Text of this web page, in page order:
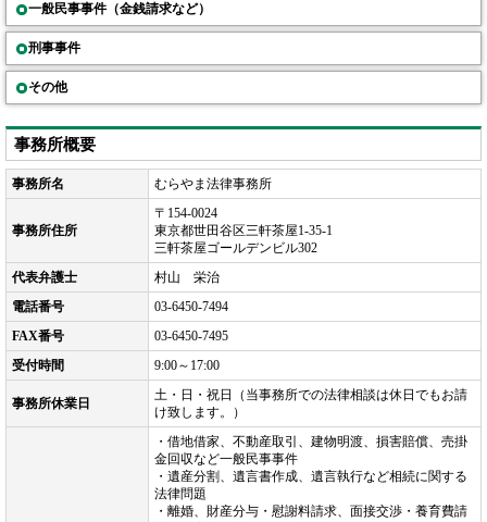
一般民事事件（金銭請求など）
刑事事件
その他
事務所概要
事務所名 むらやま法律事務所
事務所住所
〒154-0024
東京都世田谷区三軒茶屋1-35-1
三軒茶屋ゴールデンビル302
代表弁護士
村山 栄治
電話番号
03-6450-7494
FAX番号
03-6450-7495
受付時間
9:00～17:00
事務所休業日
土・日・祝日（当事務所での法律相談は休日でもお請
け致します。）
・借地借家、不動産取引、建物明渡、損害賠償、売掛
金回収など一般民事事件
・遺産分割、遺言書作成、遺言執行など相続に関する
法律問題
・離婚、財産分与・慰謝料請求、面接交渉・養育費請